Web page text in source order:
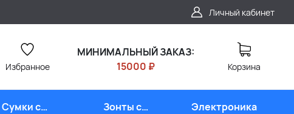
Личный кабинет
Избранное
МИНИМАЛЬНЫЙ ЗАКАЗ:
15000 ₽
Корзина
Сумки с
Зонты с
Электроника